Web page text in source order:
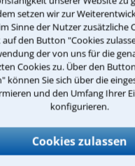
setzen wir zur
Sinne der Nutzer zusätzliche
auf den Button "Cookies
der von uns für die
Cookies zu. Über den
können Sie sich über die
und den Umfang Ihrer
konfigurieren.
Cookies zulassen
Antwort
Hilfe bei Ihrer Suche
schreiben Sie uns über
. Wir helfen Ihnen